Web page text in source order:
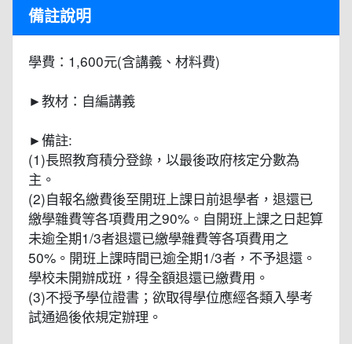
備註說明
學費：1,600元(含講義、材料費)
►教材：自編講義
►備註:
(1)長照教育積分登錄，以最後政府核定分數為
主。
(2)自報名繳費後至開班上課日前退學者，退還已
繳學雜費等各項費用之90%。自開班上課之日起算
未逾全期1/3者退還已繳學雜費等各項費用之
50%。開班上課時間已逾全期1/3者，不予退還。
學校未開辦成班，得全額退還已繳費用。
(3)不授予學位證書；欲取得學位應經各類入學考
試通過後依規定辦理。